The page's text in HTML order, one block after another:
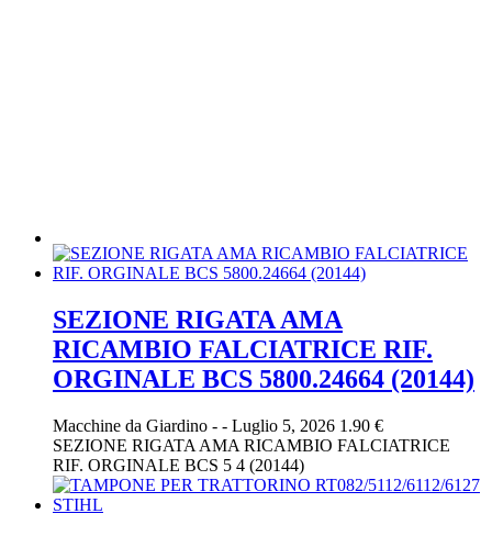
SEZIONE RIGATA AMA
RICAMBIO FALCIATRICE RIF.
ORGINALE BCS 5800.24664 (20144)
Macchine da Giardino - - Luglio 5, 2026 1.90 €
SEZIONE RIGATA AMA RICAMBIO FALCIATRICE
RIF. ORGINALE BCS 5 4 (20144)